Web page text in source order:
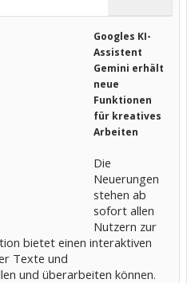
Googles KI-
Assistent
Gemini erhält
neue
Funktionen
für kreatives
Arbeiten
Die
Neuerungen
stehen ab
sofort allen
Nutzern zur
bietet einen interaktiven
Texte und
und überarbeiten können.